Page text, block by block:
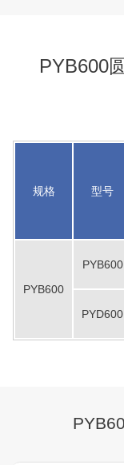
PYB600
规格 型号
PYB600
PYB600
PYD600